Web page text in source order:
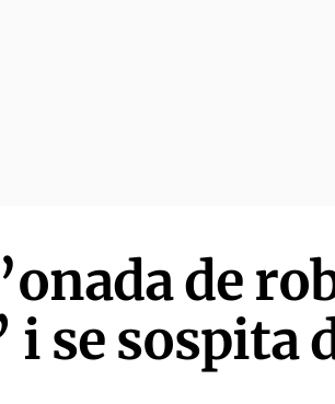
de
se sospita